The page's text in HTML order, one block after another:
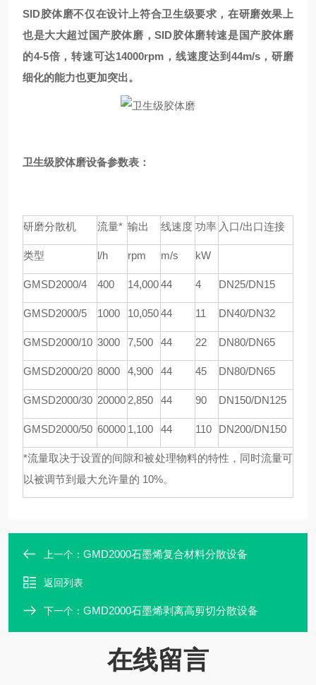
SID胶体磨不仅在设计上符合卫生级要求，在研磨效果上
也是大大超过国产胶体磨，SID胶体磨转速是国产胶体磨
的4-5倍，转速可达14000rpm，线速度达到44m/s，研磨
细化的能力也更加突出。
卫生级胶体磨设备参数表：
研磨分散机 流量* 输出 线速度 功率 入口/出口连接
类型 l/h rpm m/s kW
GMSD2000/4 400 14,00044 4 DN25/DN15
GMSD2000/5 1000 10,05044 11 DN40/DN32
GMSD2000/10 3000 7,500 44 22 DN80/DN65
GMSD2000/20 8000 4,900 44 45 DN80/DN65
GMSD2000/30 20000 2,850 44 90 DN150/DN125
GMSD2000/50 60000 1,100 44 110 DN200/DN150
*流量取决于设置的间隙和被处理物料的特性，同时流量可
以被调节到最大允许量的 10%。
上一个： GMD2000石墨烯复合材料分散设备
返回列表
下一个： GMD2000石墨烯剥离高剪切分散设备
在线留言